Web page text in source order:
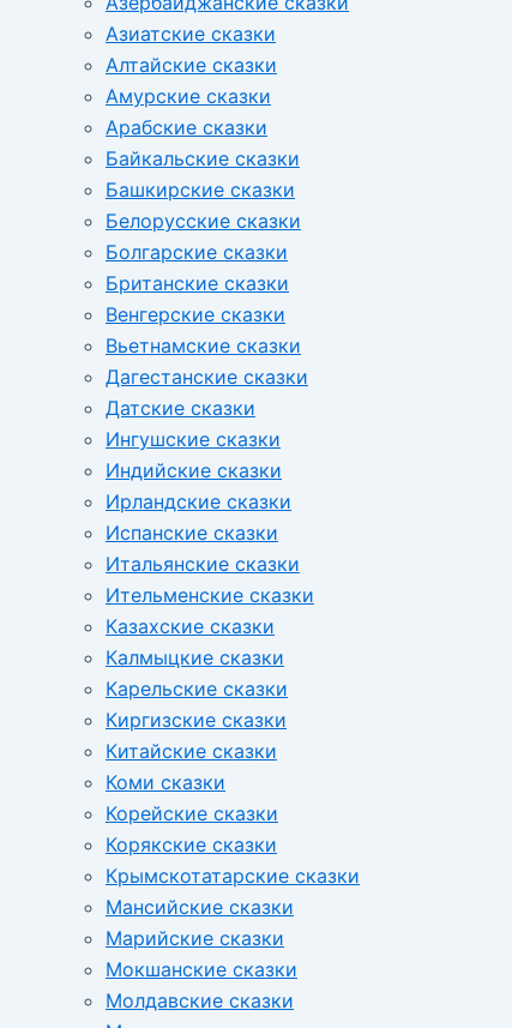
Азиатские сказки
Алтайские сказки
Амурские сказки
Арабские сказки
Байкальские сказки
Башкирские сказки
Белорусские сказки
Болгарские сказки
Британские сказки
Венгерские сказки
Вьетнамские сказки
Дагестанские сказки
Датские сказки
Ингушские сказки
Индийские сказки
Ирландские сказки
Испанские сказки
Итальянские сказки
Ительменские сказки
Казахские сказки
Калмыцкие сказки
Карельские сказки
Киргизские сказки
Китайские сказки
Коми сказки
Корейские сказки
Корякские сказки
Крымскотатарские сказки
Мансийские сказки
Марийские сказки
Мокшанские сказки
Молдавские сказки